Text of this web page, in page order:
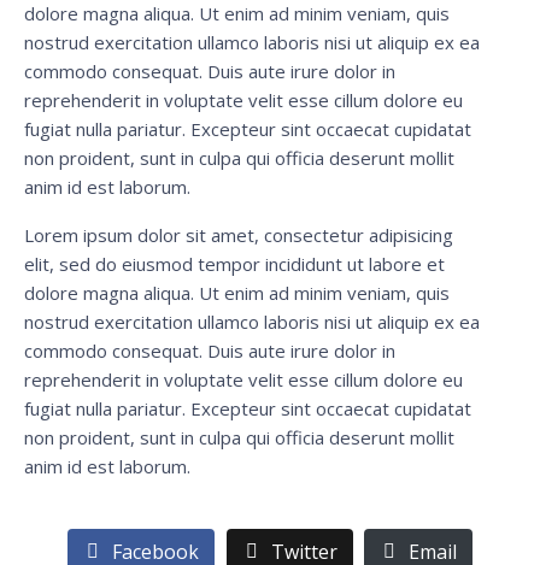
dolore magna aliqua. Ut enim ad minim veniam, quis
nostrud exercitation ullamco laboris nisi ut aliquip ex ea
commodo consequat. Duis aute irure dolor in
reprehenderit in voluptate velit esse cillum dolore eu
fugiat nulla pariatur. Excepteur sint occaecat cupidatat
non proident, sunt in culpa qui officia deserunt mollit
anim id est laborum.
Lorem ipsum dolor sit amet, consectetur adipisicing
elit, sed do eiusmod tempor incididunt ut labore et
dolore magna aliqua. Ut enim ad minim veniam, quis
nostrud exercitation ullamco laboris nisi ut aliquip ex ea
commodo consequat. Duis aute irure dolor in
reprehenderit in voluptate velit esse cillum dolore eu
fugiat nulla pariatur. Excepteur sint occaecat cupidatat
non proident, sunt in culpa qui officia deserunt mollit
anim id est laborum.
Facebook Twitter Email